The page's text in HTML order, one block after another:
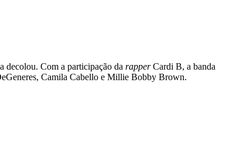
decolou. Com a participação da rapperCardi B, a banda
Camila Cabello e Millie Bobby Brown.